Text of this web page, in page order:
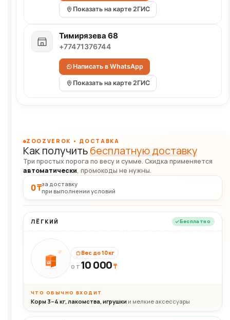
Показать на карте 2ГИС
Тимирязева 68
+77471376744
Написать в WhatsApp
Показать на карте 2ГИС
ZOOZVEROK • ДОСТАВКА
Как получитьбесплатную доставку
Три простых порога по весу и сумме. Скидка применяется
автоматически, промокоды не нужны.
0 ₸за доставку
при выполнении условий
ЛЁГКИЙ Бесплатно
10кг
Вес до 10 кг
ОТ 10 000₸
ЧТО ОБЫЧНО ВХОДИТ
Корм 3–4 кг, лакомства, игрушки и мелкие аксессуары